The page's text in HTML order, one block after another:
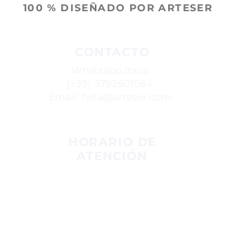
100 % DISEÑADO POR ARTESER